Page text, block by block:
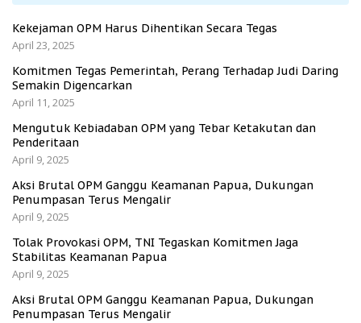
Kekejaman OPM Harus Dihentikan Secara Tegas
April 23, 2025
Komitmen Tegas Pemerintah, Perang Terhadap Judi Daring
Semakin Digencarkan
April 11, 2025
Mengutuk Kebiadaban OPM yang Tebar Ketakutan dan
Penderitaan
April 9, 2025
Aksi Brutal OPM Ganggu Keamanan Papua, Dukungan
Penumpasan Terus Mengalir
April 9, 2025
Tolak Provokasi OPM, TNI Tegaskan Komitmen Jaga
Stabilitas Keamanan Papua
April 9, 2025
Aksi Brutal OPM Ganggu Keamanan Papua, Dukungan
Penumpasan Terus Mengalir